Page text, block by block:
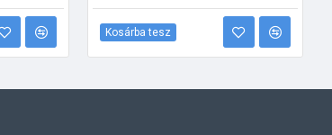
Kosárba tesz